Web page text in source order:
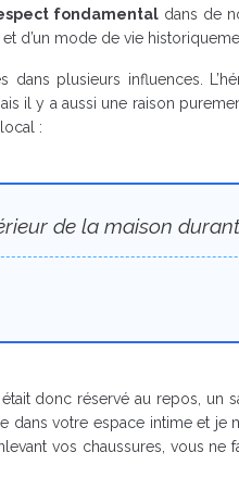
fondamental dans de
d’un mode de vie
dans plusieurs influences.
il y a aussi une raison
:
de la maison
était donc réservé au repos,
dans votre espace intime et je
vos chaussures, vous